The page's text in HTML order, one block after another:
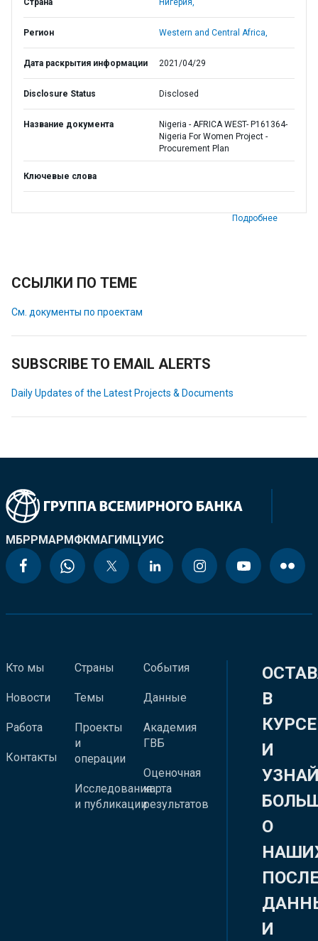
Страна Нигерия,
Регион Western and Central Africa,
Дата раскрытия информации 2021/04/29
Disclosure Status Disclosed
Название документа
Nigeria - AFRICA WEST- P161364-
Nigeria For Women Project -
Procurement Plan
Ключевые слова
Подробнее
ССЫЛКИ ПО ТЕМЕ
См. документы по проектам
SUBSCRIBE TO EMAIL ALERTS
Daily Updates of the Latest Projects & Documents
МБРРМАРМФКМАГИМЦУИС
Кто мы
Новости
Работа
Контакты
Страны
Темы
Проекты
и
операции
Исследования
и публикации
События
Данные
Академия
ГВБ
Оценочная
карта
результатов
В
КУРСЕ
И
О
И